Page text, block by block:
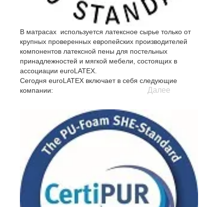
В матрасах используется латексное сырье только от
крупных проверенных европейских производителей
компонентов латексной пены для постельных
принадлежностей и мягкой мебели, состоящих в
ассоциации euroLATEX.
Сегодня euroLATEX включает в себя следующие
компании:
- Latexco N.V., Belgium
- Dunlopillo GmbH, Germany
- Gommagomma s.r.l., Italy
Далее